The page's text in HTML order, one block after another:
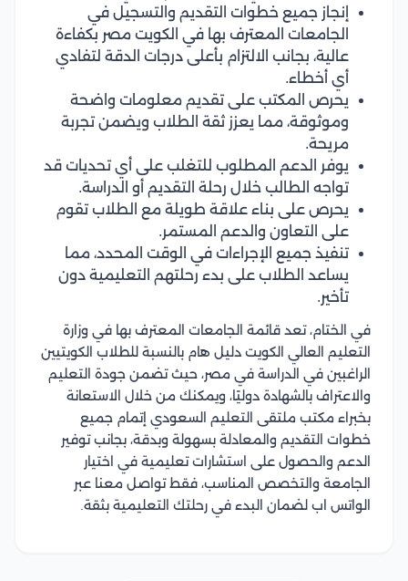
إنجاز جميع خطوات التقديم والتسجيل في
الجامعات المعترف بها في الكويت مصر بكفاءة
عالية، بجانب الالتزام بأعلى درجات الدقة لتفادي
أي أخطاء.
يحرص المكتب على تقديم معلومات واضحة
وموثوقة، مما يعزز ثقة الطلاب ويضمن تجربة
مريحة.
يوفر الدعم المطلوب للتغلب على أي تحديات قد
تواجه الطالب خلال رحلة التقديم أو الدراسة.
يحرص على بناء علاقة طويلة مع الطلاب تقوم
على التعاون والدعم المستمر.
تنفيذ جميع الإجراءات في الوقت المحدد، مما
يساعد الطلاب على بدء رحلتهم التعليمية دون
تأخير.
في الختام، تعد قائمة الجامعات المعترف بها في وزارة
التعليم العالي الكويت دليل هام بالنسبة للطلاب الكويتيين
الراغبين في الدراسة في مصر، حيث تضمن جودة التعليم
والاعتراف بالشهادة دوليًا، ويمكنك من خلال الاستعانة
بخبراء مكتب ملتقى التعليم السعودي إتمام جميع
خطوات التقديم والمعادلة بسهولة وبدقة، بجانب توفير
الدعم والحصول على استشارات تعليمية في اختيار
الجامعة والتخصص المناسب، فقط تواصل معنا عبر
الواتس اب لضمان البدء في رحلتك التعليمية بثقة.